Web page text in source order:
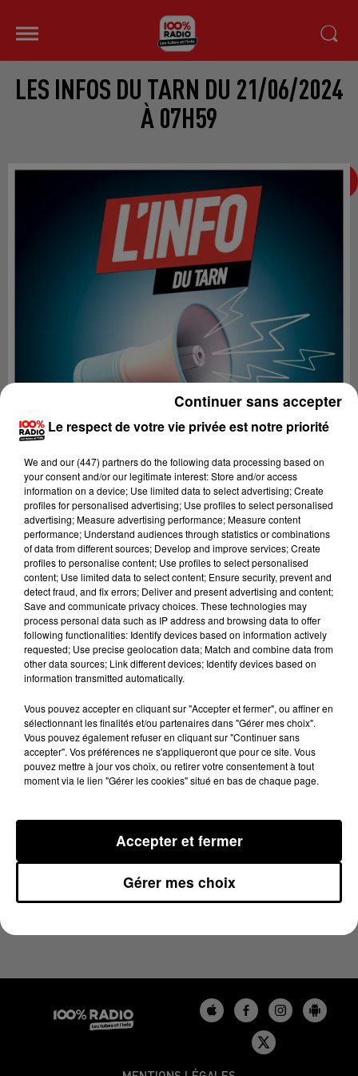
LES INFOS DU TARN DU 21/06/2024
À 07H59
Lecture (4 min 25 sec)
100%
21 juin 2024 - 4 min 25 sec
LES INFOS DU TARN DU 21/06/2024 À 07H59
Le respect de votre vie privée est notre priorité
We and our (447) partnersdo the following data processing based on
your consent and/or our legitimate interest: Store and/or access
information on a device; Use limited data to select advertising; Create
profiles for personalised advertising; Use profiles to select personalised
advertising; Measure advertising performance; Measure content
performance; Understand audiences through statistics or combinations
of data from different sources; Develop and improve services; Create
profiles to personalise content; Use profiles to select personalised
content; Use limited data to select content; Ensure security, prevent and
detect fraud, and fix errors; Deliver and present advertising and content;
Save and communicate privacy choices. These technologies may
process personal data such as IP address and browsing data to offer
following functionalities: Identify devices based on information actively
requested; Use precise geolocation data; Match and combine data from
other data sources; Link different devices; Identify devices based on
information transmitted automatically.
Vous pouvez accepter en cliquant sur "Accepter et fermer", ou affiner en
sélectionnant les finalités et/ou partenaires dans "Gérer mes choix".
Vous pouvez également refuser en cliquant sur "Continuer sans
accepter". Vos préférences ne s'appliqueront que pour ce site. Vous
pouvez mettre à jour vos choix, ou retirer votre consentement à tout
moment via le lien "Gérer les cookies" situé en bas de chaque page.
Gérer mes choix
Accepter et fermer
Continuer sans accepter